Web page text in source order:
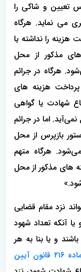
تعیین و شاکی را
می ‏نماید. هرگاه
را نداشته یا
مذکور از محل
هرگاه در جرائم
هزینه های
شهادت یا گواهی
اما در جرائم
باز‌پرس از محل
هرگاه متهم
های مذکور از محل
نزد مقام قضایی
آنکه تعداد شهود
و یا بنا به هر
ماده ۲۱۶ قانون آیین